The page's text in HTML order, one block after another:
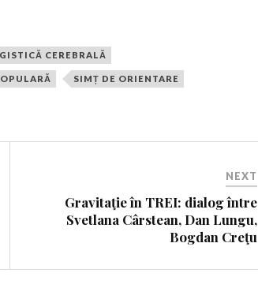
CEREBRALĂ
SIMȚ DE ORIENTARE
NEXT
Gravitaţie în TREI: dialog între
Svetlana Cârstean, Dan Lungu,
Bogdan Creţu